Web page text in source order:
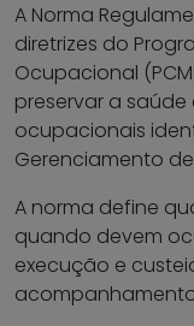
A Norma
diretrizes do
Ocupacional
preservar a
ocupacionais
Gerenciamento
A norma define
quando devem
execução e